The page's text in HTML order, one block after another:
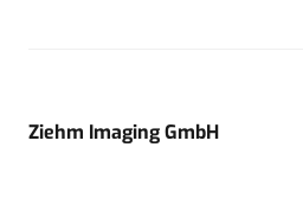
Ziehm Imaging GmbH